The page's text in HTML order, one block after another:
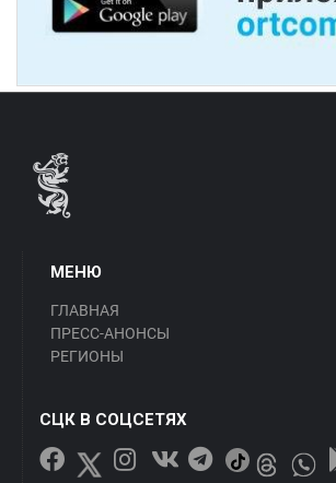
МЕНЮ
ГЛАВНАЯ
ПРЕСС-АНОНСЫ
РЕГИОНЫ
СЦК В СОЦСЕТЯХ